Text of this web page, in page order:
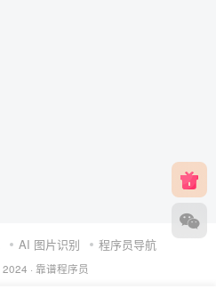
AI 图片识别 程序员导航
· 靠谱程序员